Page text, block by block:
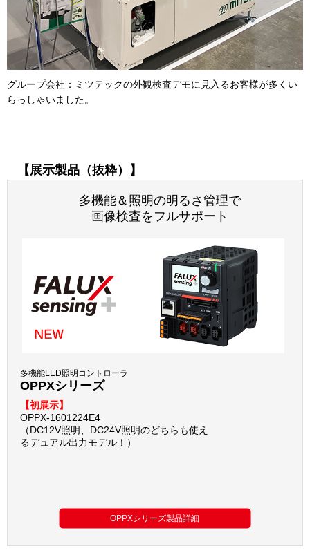
グループ会社：ミツテックの外観検査デモに見入るお客様が多くい
らっしゃいました。
【展示製品（抜粋）】
多機能＆照明の明るさ管理で
画像検査をフルサポート
多機能LED照明コントローラ
OPPXシリーズ
【初展示】
OPPX-1601224E4
（DC12V照明、DC24V照明のどちらも使え
るデュアル出力モデル！）
OPPXシリーズ製品詳細